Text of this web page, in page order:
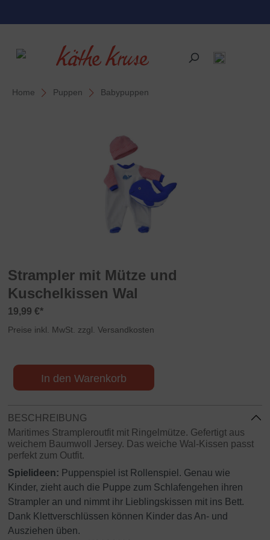
Home Puppen Babypuppen
Strampler mit Mütze und
Kuschelkissen Wal
19,99 €*
Preise inkl. MwSt. zzgl. Versandkosten
In den Warenkorb
BESCHREIBUNG
Maritimes Strampleroutfit mit Ringelmütze. Gefertigt aus
weichem Baumwoll Jersey. Das weiche Wal-Kissen passt
perfekt zum Outfit.
Spielideen: Puppenspiel ist Rollenspiel. Genau wie
Kinder, zieht auch die Puppe zum Schlafengehen ihren
Strampler an und nimmt ihr Lieblingskissen mit ins Bett.
Dank Klettverschlüssen können Kinder das An- und
Ausziehen üben.